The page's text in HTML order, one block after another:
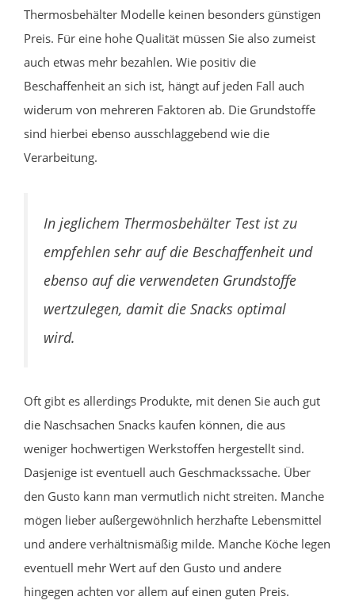
Thermosbehälter Modelle keinen besonders günstigen
Preis. Für eine hohe Qualität müssen Sie also zumeist
auch etwas mehr bezahlen. Wie positiv die
Beschaffenheit an sich ist, hängt auf jeden Fall auch
widerum von mehreren Faktoren ab. Die Grundstoffe
sind hierbei ebenso ausschlaggebend wie die
Verarbeitung.
In jeglichem Thermosbehälter Test ist zu
empfehlen sehr auf die Beschaffenheit und
ebenso auf die verwendeten Grundstoffe
wertzulegen, damit die Snacks optimal
wird.
Oft gibt es allerdings Produkte, mit denen Sie auch gut
die Naschsachen Snacks kaufen können, die aus
weniger hochwertigen Werkstoffen hergestellt sind.
Dasjenige ist eventuell auch Geschmackssache. Über
den Gusto kann man vermutlich nicht streiten. Manche
mögen lieber außergewöhnlich herzhafte Lebensmittel
und andere verhältnismäßig milde. Manche Köche legen
eventuell mehr Wert auf den Gusto und andere
hingegen achten vor allem auf einen guten Preis.